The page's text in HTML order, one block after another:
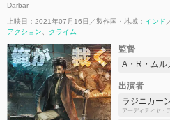
Darbar
上映日：2021年07月16日 製作国・地域： インド
アクション
クライム
監督
A・R・ムル
出演者
ラジニカー
アーディティヤ・